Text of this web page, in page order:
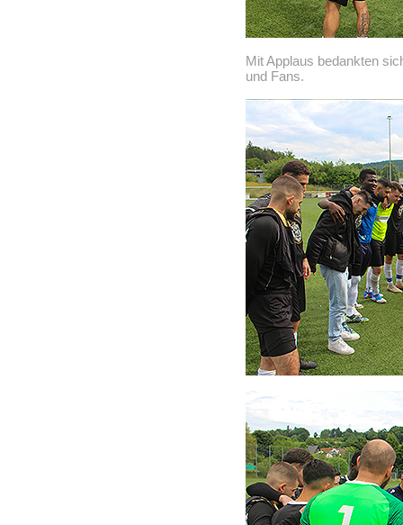
Mit Applaus bedankten
und Fans.